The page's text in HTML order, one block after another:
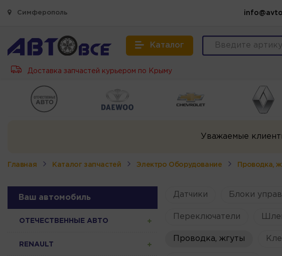
Симферополь
Каталог
Доставка запчастей курьером по Крыму
Уважаемые
Главная Каталог запчастей Электро Оборудование Проводка,
Ваш автомобиль
ОТЕЧЕСТВЕННЫЕ АВТО
RENAULT
Датчики Блоки
Переключатели
Проводка, жгуты